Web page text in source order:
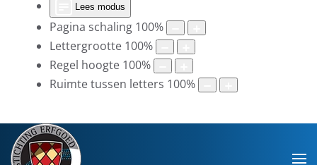
Lees modus
Pagina schaling 100%
Lettergrootte 100%
Regel hoogte 100%
Ruimte tussen letters 100%